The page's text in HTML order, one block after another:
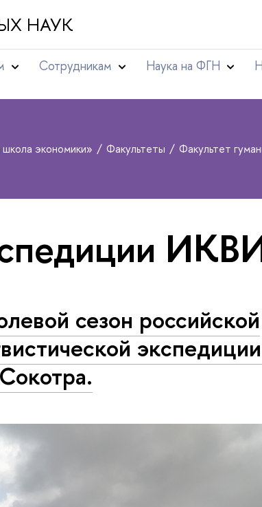
НАУК
Сотрудникам Наука на ФГН
экономики» Факультеты Факультет
сезон российской